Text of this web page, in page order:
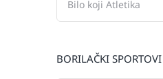
BORILAČKI SPORTOVI